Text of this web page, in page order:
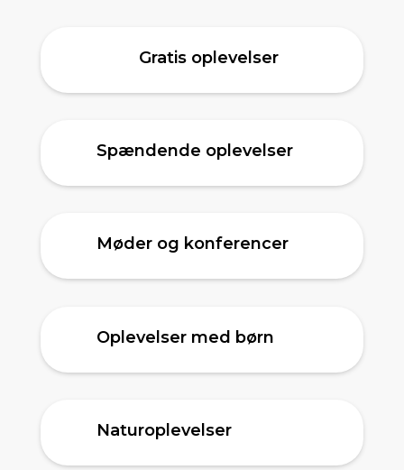
Gratis oplevelser
Spændende oplevelser
Møder og konferencer
Oplevelser med børn
Naturoplevelser